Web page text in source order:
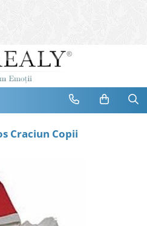
Craciun Copii